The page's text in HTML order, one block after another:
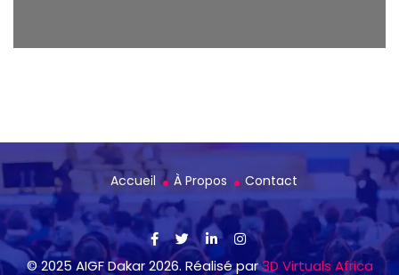
© 2025 AIGF Dakar 2026. Réalisé par3D Virtuals Africa
Accueil À Propos Contact